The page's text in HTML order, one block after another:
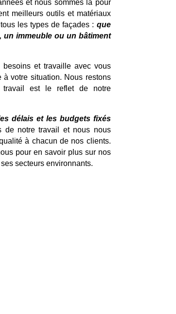
et nous sommes là pour
meilleurs outils et matériaux
les types de façades : que
immeuble ou un bâtiment
besoins et travaille avec vous
votre situation. Nous restons
travail est le reflet de notre
délais et les budgets fixés
de notre travail et nous nous
à chacun de nos clients.
pour en savoir plus sur nos
secteurs environnants.